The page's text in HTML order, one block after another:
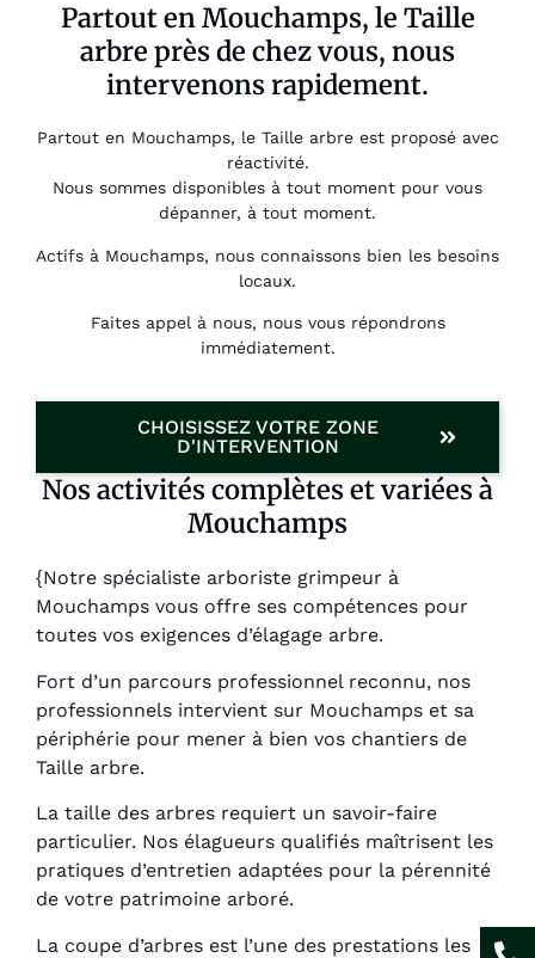
Partout en Mouchamps, le Taille
arbre près de chez vous, nous
intervenons rapidement.
Partout en Mouchamps, le Taille arbre est proposé avec
réactivité.
Nous sommes disponibles à tout moment pour vous
dépanner, à tout moment.
Actifs à Mouchamps, nous connaissons bien les besoins
locaux.
Faites appel à nous, nous vous répondrons
immédiatement.
CHOISISSEZ VOTRE ZONE
D'INTERVENTION
Nos activités complètes et variées à
Mouchamps
{Notre spécialiste arboriste grimpeur à
Mouchamps vous offre ses compétences pour
toutes vos exigences d’élagage arbre.
Fort d’un parcours professionnel reconnu, nos
professionnels intervient sur Mouchamps et sa
périphérie pour mener à bien vos chantiers de
Taille arbre.
La taille des arbres requiert un savoir-faire
particulier. Nos élagueurs qualifiés maîtrisent les
pratiques d’entretien adaptées pour la pérennité
de votre patrimoine arboré.
La coupe d’arbres est l’une des prestations les